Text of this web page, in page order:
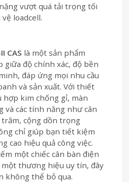
vượt quá tải trọng tối
vệ loadcell.
CAS là một sản phẩm
giữa độ chính xác, độ bền
đáp ứng mọi nhu cầu
và sản xuất. Với thiết
hợp kim chống gỉ, màn
các tính năng như cân
cộng dồn trọng
chỉ giúp bạn tiết kiệm
cao hiệu quả công việc.
một chiếc cân bàn điện
thương hiệu uy tín, đây
không thể bỏ qua.